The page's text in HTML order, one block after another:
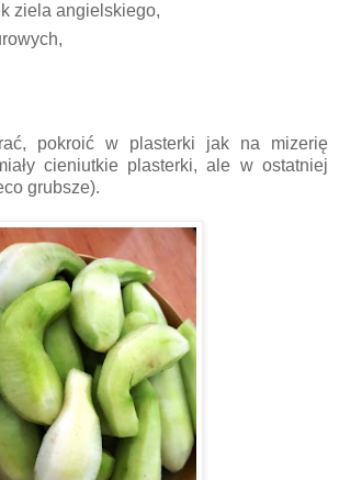
ziela angielskiego,
pokroić w plasterki jak na mizerię
cieniutkie plasterki, ale w ostatniej
grubsze).